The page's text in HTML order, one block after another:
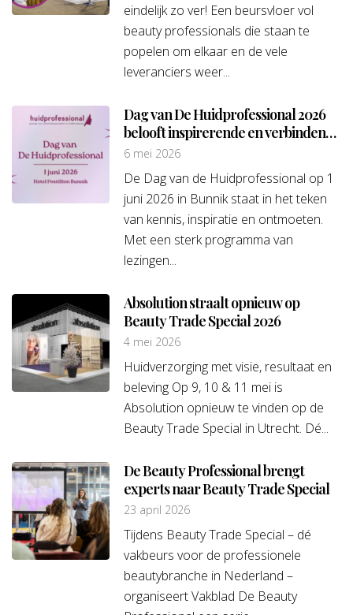
eindelijk zo ver! Een beursvloer vol
beauty professionals die staan te
popelen om elkaar en de vele
leveranciers weer...
Dag van De Huidprofessional 2026
belooft inspirerende en verbindende
vakdag te worden
6 mei 2026
De Dag van de Huidprofessional op 1
juni 2026 in Bunnik staat in het teken
van kennis, inspiratie en ontmoeten.
Met een sterk programma van
lezingen...
Absolution straalt opnieuw op
Beauty Trade Special 2026
4 mei 2026
Huidverzorging met visie, resultaat en
beleving Op 9, 10 & 11 mei is
Absolution opnieuw te vinden op de
Beauty Trade Special in Utrecht. Dé...
De Beauty Professional brengt
experts naar Beauty Trade Special
23 april 2026
Tijdens Beauty Trade Special – dé
vakbeurs voor de professionele
beautybranche in Nederland –
organiseert Vakblad De Beauty